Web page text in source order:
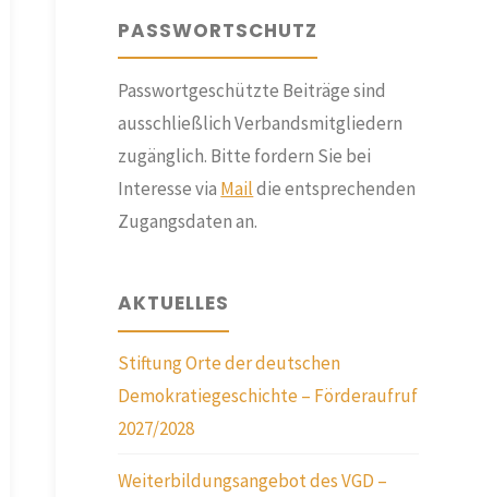
PASSWORTSCHUTZ
Passwortgeschützte Beiträge sind
ausschließlich Verbandsmitgliedern
zugänglich. Bitte fordern Sie bei
Interesse via Maildie entsprechenden
Zugangsdaten an.
AKTUELLES
Stiftung Orte der deutschen
Demokratiegeschichte – Förderaufruf
2027/2028
Weiterbildungsangebot des VGD –